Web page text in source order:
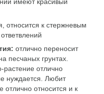
относится к стержневым
отлично переносит
песчаных грунтах.
растение отлично
нуждается. Любит
отлично относится и к